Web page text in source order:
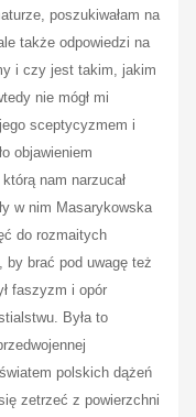
poszukiwałam na
także odpowiedzi na
i czy jest takim, jakim
nie mógł mi
sceptycyzmem i
objawieniem
nam narzucał
w nim Masarykowska
do rozmaitych
by brać pod uwagę też
faszyzm i opór
Była to
polskich dążeń
zetrzeć z powierzchni